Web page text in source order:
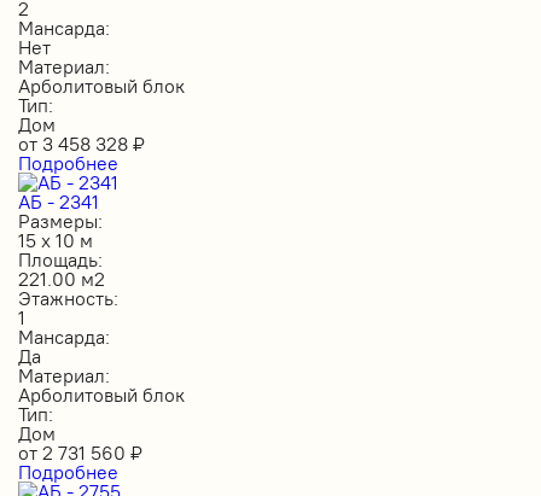
2
Мансарда:
Нет
Материал:
Арболитовый блок
Тип:
Дом
от 3 458 328 ₽
Подробнее
АБ - 2341
Размеры:
15 х 10 м
Площадь:
221.00 м2
Этажность:
1
Мансарда:
Да
Материал:
Арболитовый блок
Тип:
Дом
от 2 731 560 ₽
Подробнее